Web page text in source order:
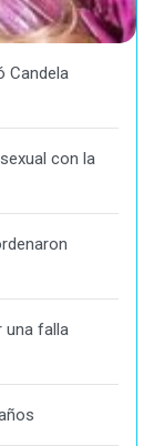
Candela
con la
una falla